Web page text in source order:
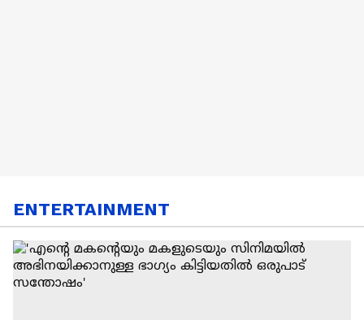
ENTERTAINMENT